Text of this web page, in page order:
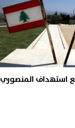
استهداف المنصوري